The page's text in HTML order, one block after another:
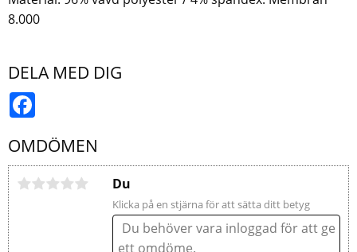
8.000
DELA MED DIG
OMDÖMEN
Du
Klicka på en stjärna för att sätta ditt betyg